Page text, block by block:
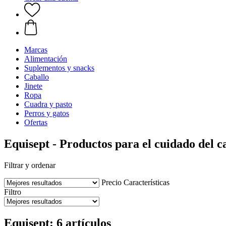
Marcas
Alimentación
Suplementos y snacks
Caballo
Jinete
Ropa
Cuadra y pasto
Perros y gatos
Ofertas
Equisept - Productos para el cuidado del
Filtrar y ordenar
Precio Características
Filtro
Equisept: 6 artículos